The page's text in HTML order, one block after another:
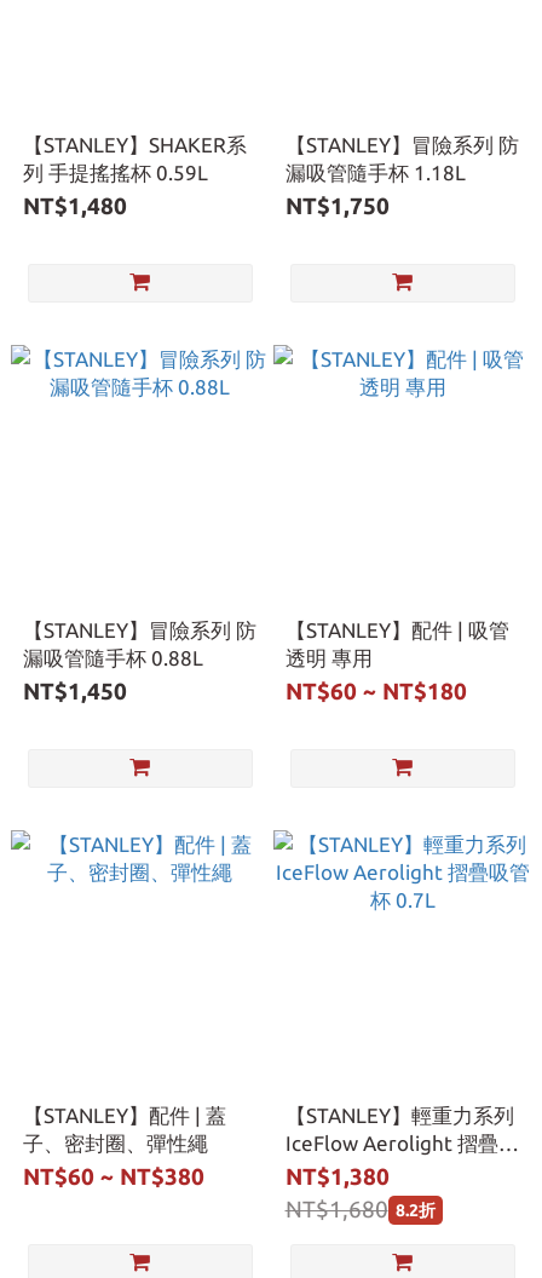
【STANLEY】SHAKER系
列 手提搖搖杯 0.59L
NT$1,480
【STANLEY】冒險系列 防
漏吸管隨手杯 1.18L
NT$1,750
【STANLEY】冒險系列 防
漏吸管隨手杯 0.88L
NT$1,450
【STANLEY】配件 | 吸管
透明 專用
NT$60 ~ NT$180
【STANLEY】配件 | 蓋
子、密封圈、彈性繩
NT$60 ~ NT$380
【STANLEY】輕重力系列
IceFlow Aerolight 摺疊吸
管杯 0.7L
NT$1,380
NT$1,680 8.2折